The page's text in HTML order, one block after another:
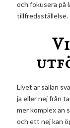
och fokusera på
tillfredsställelse.
Livet är sällan
ja eller nej från
mer komplex än
och ett nej kan